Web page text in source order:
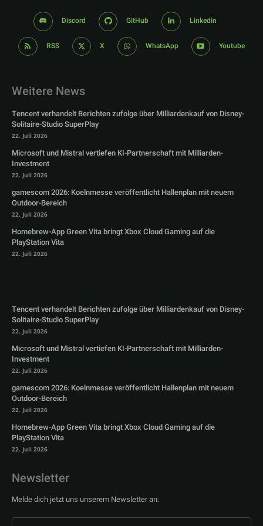
Discord GitHub Linkedin
RSS X WhatsApp Youtube
Weitere News
Tencent verhandelt Berichten zufolge über Milliardenkauf von Disney-
Solitaire-Studio SuperPlay
22. Juli 2026
Microsoft und Mistral vertiefen KI-Partnerschaft mit Milliarden-
Investment
22. Juli 2026
gamescom 2026: Koelnmesse veröffentlicht Hallenplan mit neuem
Outdoor-Bereich
22. Juli 2026
Homebrew-App Green Vita bringt Xbox Cloud Gaming auf die
PlayStation Vita
22. Juli 2026
Tencent verhandelt Berichten zufolge über Milliardenkauf von Disney-
Solitaire-Studio SuperPlay
22. Juli 2026
Microsoft und Mistral vertiefen KI-Partnerschaft mit Milliarden-
Investment
22. Juli 2026
gamescom 2026: Koelnmesse veröffentlicht Hallenplan mit neuem
Outdoor-Bereich
22. Juli 2026
Homebrew-App Green Vita bringt Xbox Cloud Gaming auf die
PlayStation Vita
22. Juli 2026
Newsletter
Melde dich jetzt uns unserem Newsletter an: